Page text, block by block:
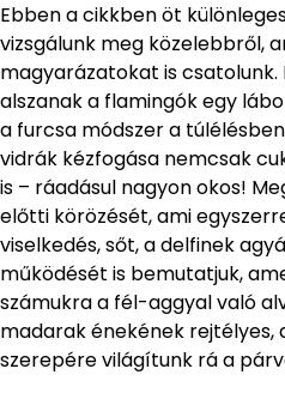
Ebben a cikkben öt
vizsgálunk meg közelebbről,
magyarázatokat is
alszanak a flamingók egy
a furcsa módszer a
vidrák kézfogása nemcsak
is – ráadásul nagyon okos!
előtti körözését, ami
viselkedés, sőt, a delfinek
működését is bemutatjuk,
számukra a fél-aggyal való
madarak énekének rejtélyes,
szerepére világítunk rá a